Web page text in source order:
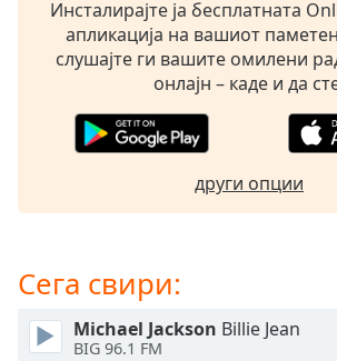
subtitles
settings,
opens
settings
dialog
Track
Picture-
in-
Инсталирајте ја бесплатната
апликација на вашиот
слушајте ги вашите омилени
онлајн – каде и да
други опции
Сега свири:
Michael Jackson Billie Jean
BIG 96.1 FM